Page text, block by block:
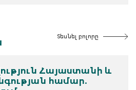
Տեսնել բոլորը
Հայաստանի և
համար.